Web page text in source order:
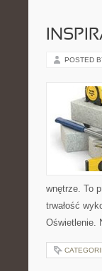
POSTED
wnętrze. To
trwałość
Oświetlenie.